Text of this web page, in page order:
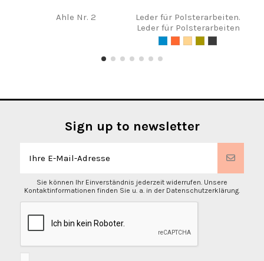
Ahle Nr. 2
Leder für Polsterarbeiten.
Leder für Polsterarbeiten
Sign up to newsletter
Sie können Ihr Einverständnis jederzeit widerrufen. Unsere
Kontaktinformationen finden Sie u. a. in der Datenschutzerklärung.